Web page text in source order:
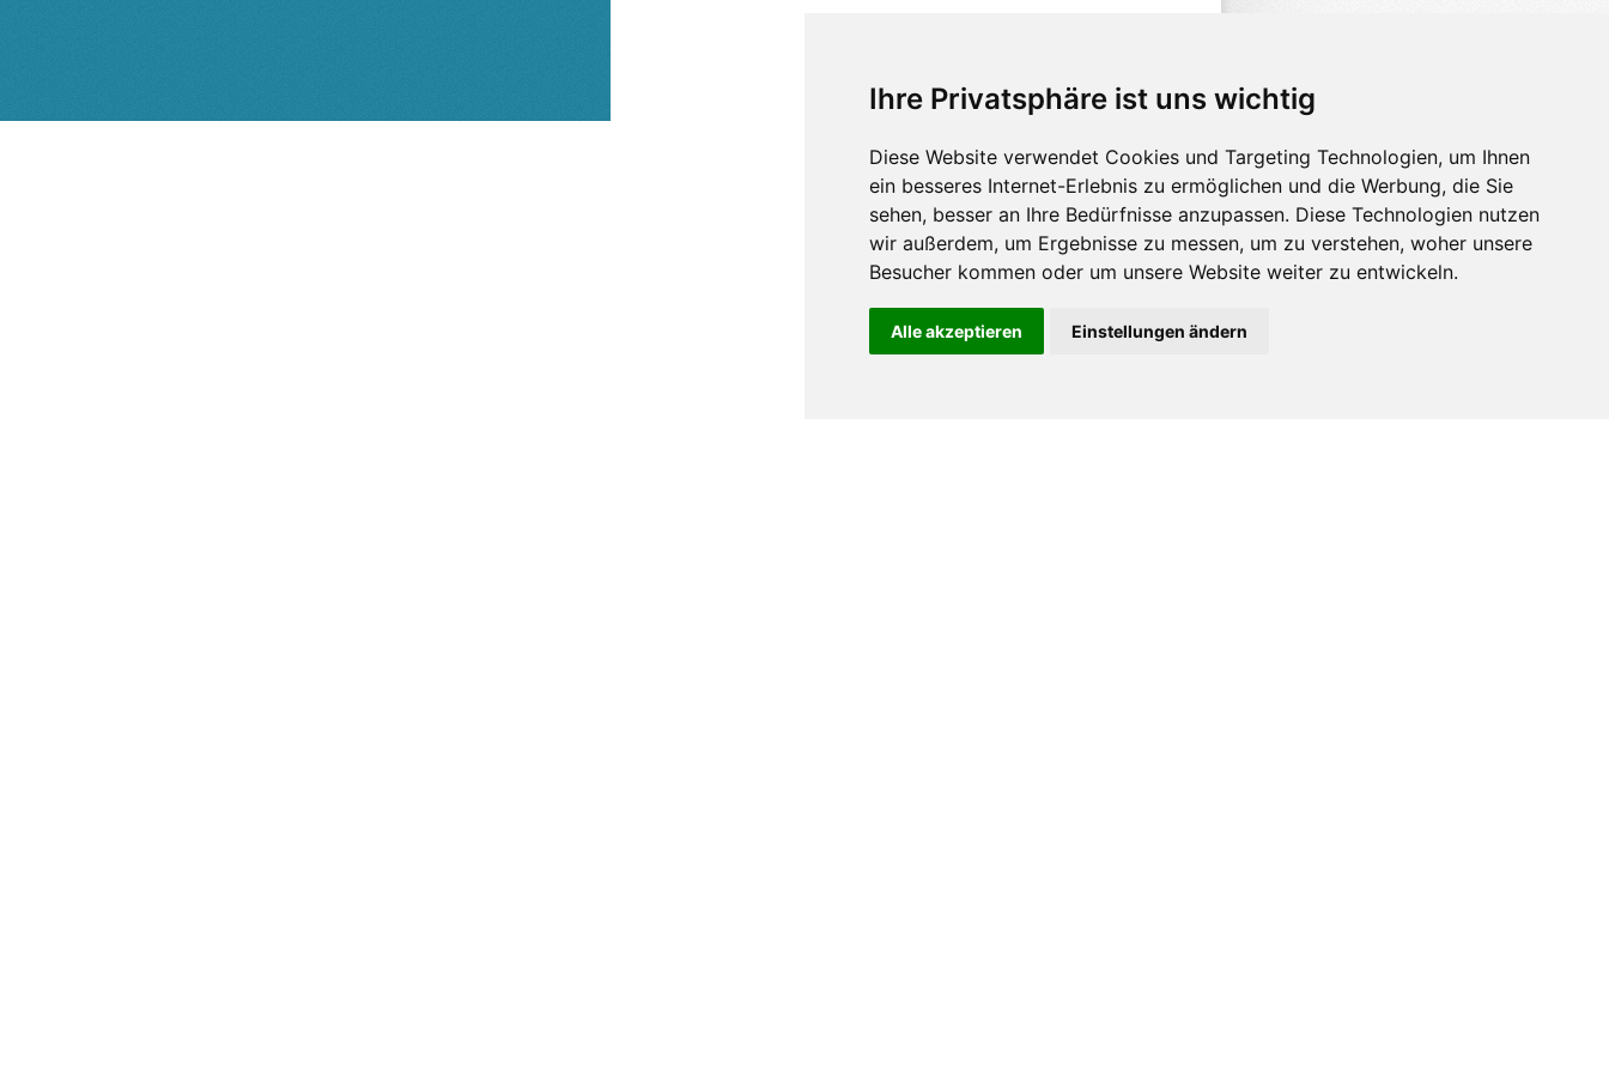
Ihre Privatsphäre ist uns wichtig
Diese Website verwendet Cookies und Targeting Technologien, um Ihnen
ein besseres Internet-Erlebnis zu ermöglichen und die Werbung, die Sie
sehen, besser an Ihre Bedürfnisse anzupassen. Diese Technologien nutzen
wir außerdem, um Ergebnisse zu messen, um zu verstehen, woher unsere
Besucher kommen oder um unsere Website weiter zu entwickeln.
Alle akzeptieren Einstellungen ändern